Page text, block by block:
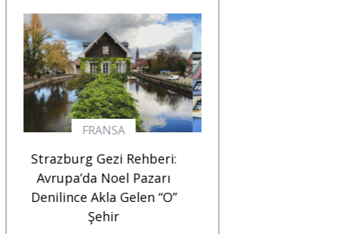
AVUSTURYA
2024 Viyana Gezisi
Notları: Avrupa’nın En
Avrupalı Şehri